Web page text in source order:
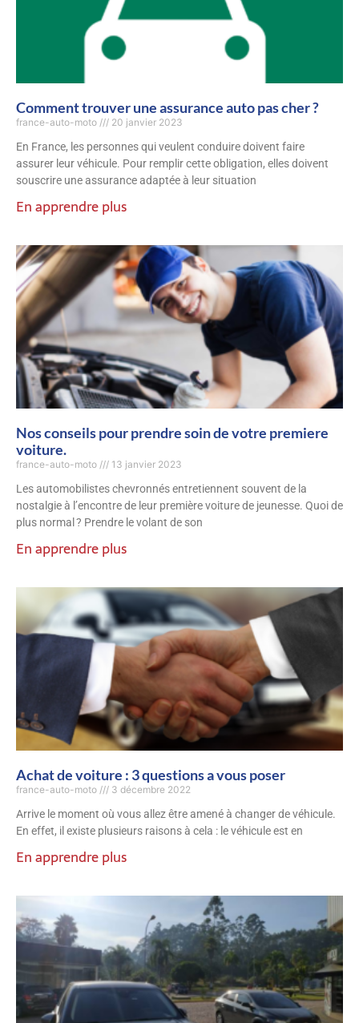
Comment trouver une assurance auto pas cher ?
france-auto-moto 20 janvier 2023
En France, les personnes qui veulent conduire doivent faire
assurer leur véhicule. Pour remplir cette obligation, elles doivent
souscrire une assurance adaptée à leur situation
En apprendre plus
Nos conseils pour prendre soin de votre premiere
voiture.
france-auto-moto 13 janvier 2023
Les automobilistes chevronnés entretiennent souvent de la
nostalgie à l’encontre de leur première voiture de jeunesse. Quoi de
plus normal ? Prendre le volant de son
En apprendre plus
Achat de voiture : 3 questions a vous poser
france-auto-moto 3 décembre 2022
Arrive le moment où vous allez être amené à changer de véhicule.
En effet, il existe plusieurs raisons à cela : le véhicule est en
En apprendre plus